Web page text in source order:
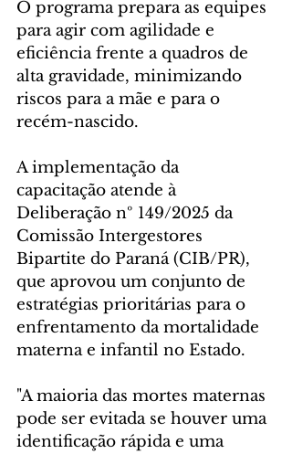
O programa prepara as equipes
para agir com agilidade e
eficiência frente a quadros de
alta gravidade, minimizando
riscos para a mãe e para o
recém-nascido.
A implementação da
capacitação atende à
Deliberação nº 149/2025 da
Comissão Intergestores
Bipartite do Paraná (CIB/PR),
que aprovou um conjunto de
estratégias prioritárias para o
enfrentamento da mortalidade
materna e infantil no Estado.
"A maioria das mortes maternas
pode ser evitada se houver uma
identificação rápida e uma